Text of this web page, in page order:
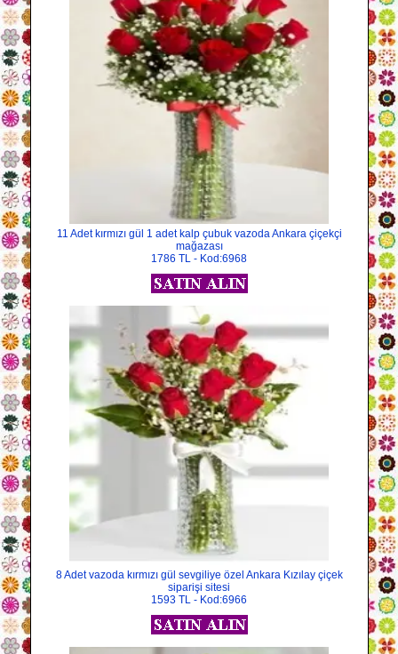
11 Adet kırmızı gül 1 adet kalp çubuk vazoda Ankara çiçekçi
mağazası
1786 TL - Kod:6968
8 Adet vazoda kırmızı gül sevgiliye özel Ankara Kızılay çiçek
siparişi sitesi
1593 TL - Kod:6966